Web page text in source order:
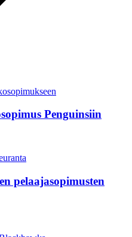
Penguinsiin
pelaajasopimusten